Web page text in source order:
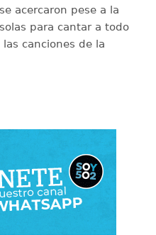
acercaron pese a la
para cantar a todo
canciones de la